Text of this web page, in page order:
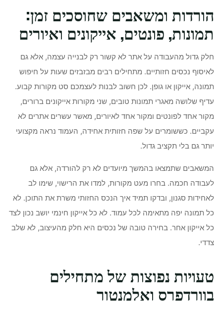
הורדות ומשאבים שחוסכים זמן:
תמונות, פונטים, אייקונים ואיורים
חלק גדול מהעבודה על אתר לא קשור רק לבנייה עצמה, אלא גם
לאיסוף נכסים חזותיים. מתחילים רבים מבזבזים שעות על חיפוש
תמונה, אייקון או גופן. לכן חשוב לבנות לעצמכם סט מקורות קבוע.
עדיף שלושה מאגרי תמונות טובים, שני מקורות אייקונים ברורים,
מקור אחד לפונטים ומקור אחד לאיורים, מאשר עשרים אתרים לא
עקביים. כששומרים על שפה חזותית אחידה, העמוד נראה מקצועי
יותר גם בלי תקציב גדול.
המשאבים שתמצאו בהמשך מיועדים לא רק להורדה, אלא גם
לעבודה חכמה. בחרו מעט מקורות, למדו את הרישוי, שימו לב
לאחידות סגנון, ובדקו תמיד איך הנכס החזותי משרת את התוכן. לא
כל תמונה יפה מתאימה לכל עמוד. לא כל אייקון חינמי יושב נכון לצד
כל אייקון אחר. בחירה טובה של נכסים היא חלק מהעיצוב, לא שלב
צדדי.
טעויות נפוצות של מתחילים
בוורדפרס ואלמנטור